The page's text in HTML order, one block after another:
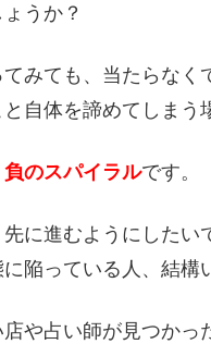
うか？
みても、当たらなく
自体を諦めてしまう
のスパイラルです。
に進むようにした
陥っている人、結構
や占い師が見つか